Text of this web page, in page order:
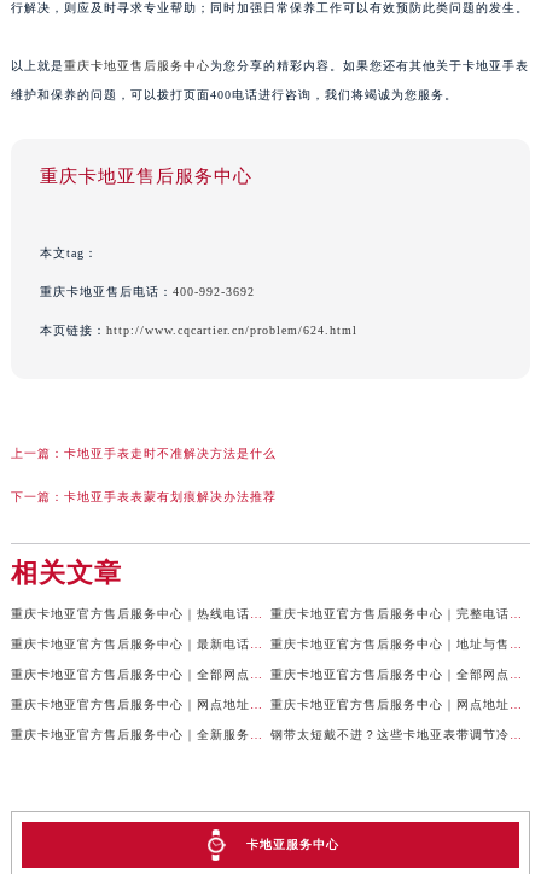
行解决，则应及时寻求专业帮助；同时加强日常保养工作可以有效预防此类问题的发生。
以上就是重庆卡地亚售后服务中心为您分享的精彩内容。如果您还有其他关于卡地亚手表
维护和保养的问题，可以拨打页面400电话进行咨询，我们将竭诚为您服务。
重庆卡地亚售后服务中心
本文tag：
重庆卡地亚售后电话： 400-992-3692
本页链接： http://www.cqcartier.cn/problem/624.html
上一篇： 卡地亚手表走时不准解决方法是什么
下一篇： 卡地亚手表表蒙有划痕解决办法推荐
相关文章
重庆卡地亚官方售后服务中心｜热线电话及网点地址权威信息公示（2026年7月最新） 重庆卡地亚官方售后服务中心｜完整电话与维修地址权威信息公示（2026年7月最新）
重庆卡地亚官方售后服务中心｜最新电话和网点地址权威信息公示（2026年7月最新） 重庆卡地亚官方售后服务中心｜地址与售后服务电话权威信息公示（2026年7月最新）
重庆卡地亚官方售后服务中心｜全部网点地址及24小时热线权威信息公示（2026年6月最新） 重庆卡地亚官方售后服务中心｜全部网点地址电话权威信息公示（2026年6月最新）
重庆卡地亚官方售后服务中心｜网点地址与客服电话权威信息公示（2026年6月最新） 重庆卡地亚官方售后服务中心｜网点地址与服务热线权威信息公示（2026年6月最新）
重庆卡地亚官方售后服务中心｜全新服务热线及门店地址权威信息公示（2026年6月最新） 钢带太短戴不进？这些卡地亚表带调节冷知识你得知道
卡地亚服务中心